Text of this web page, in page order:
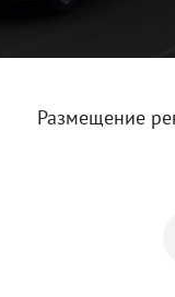
Размещение